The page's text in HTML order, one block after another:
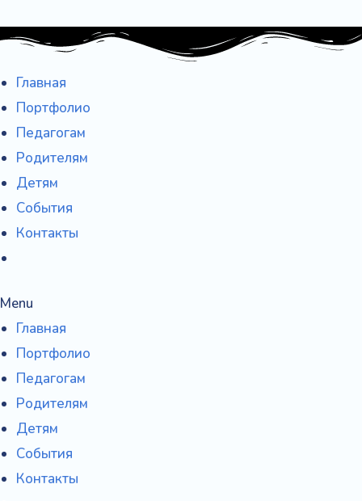
Главная
Портфолио
Педагогам
Родителям
Детям
События
Контакты
Menu
Главная
Портфолио
Педагогам
Родителям
Детям
События
Контакты